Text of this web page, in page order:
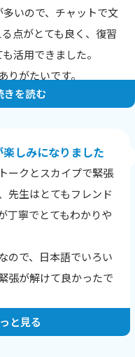
いので、チャットで文
点がとても良く、復習
活用できました。
りがたいです。
きを読む
しみになりました
ークとスカイプで緊張
先生はとてもフレンド
丁寧でとてもわかりや
ので、日本語でいろい
張が解けて良かったで
と見る